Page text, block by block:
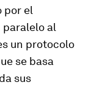
por el
paralelo al
un protocolo
se basa
sus